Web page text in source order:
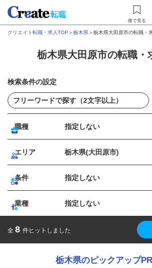
後で見る
クリエイト転職・求人TOP ＞栃木県＞栃木県大田原市の転職・
栃木県大田原市の転職・
検索条件の設定
職種 指定しない
エリア 栃木県(大田原市)
条件 指定しない
業種 指定しない
全 8 件ヒットしました
栃木県のピックアップ